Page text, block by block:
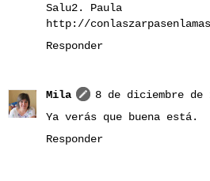
Salu2. Paula
http://
Responder
Mila
8 de diciembre
Ya verás que buena está.
Responder